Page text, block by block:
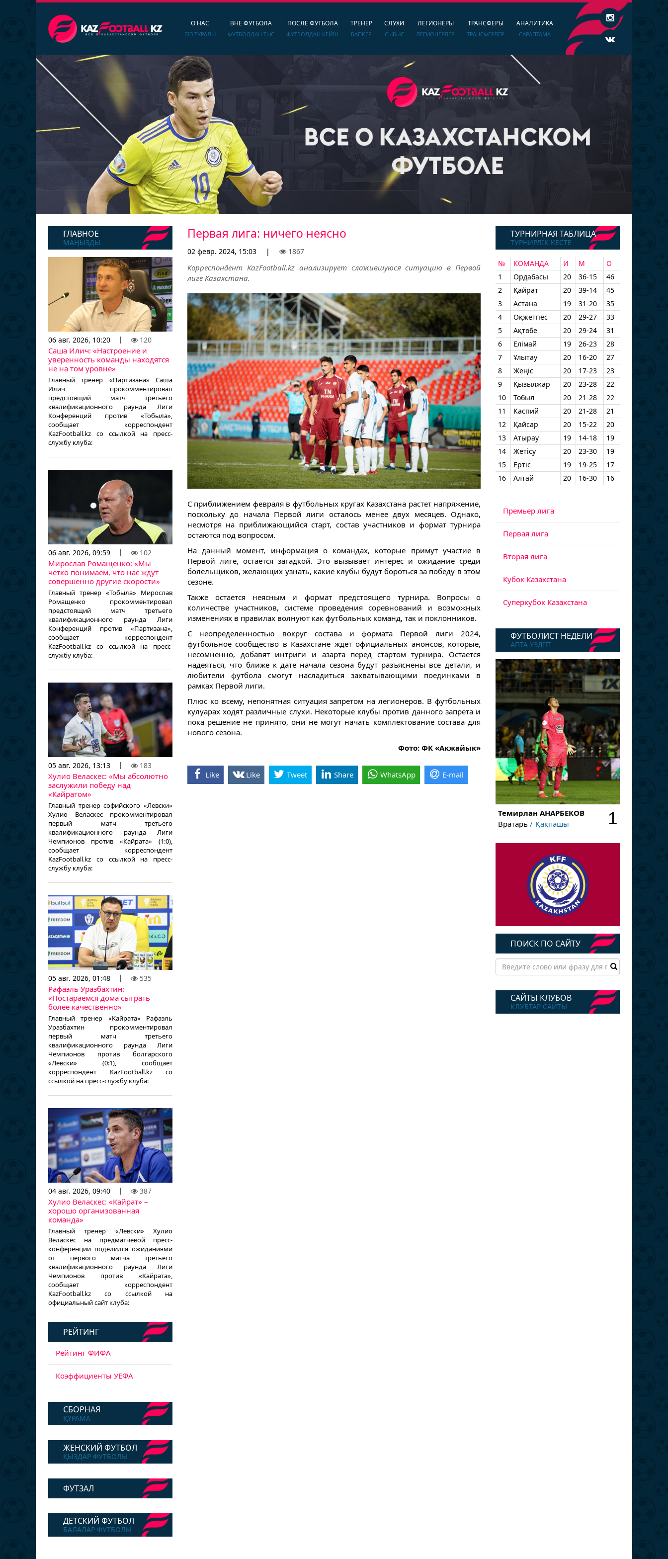
О НАС
БІЗ ТУРАЛЫ
ВНЕ ФУТБОЛА
ФУТБОЛДАН ТЫС
ПОСЛЕ ФУТБОЛА
ФУТБОЛДАН КЕЙІН
ТРЕНЕР
БАПКЕР
СЛУХИ
СЫБЫС
ЛЕГИОНЕРЫ
ЛЕГИОНЕРЛЕР
ТРАНСФЕРЫ
ТРАНСФЕРЛЕР
АНАЛИТИКА
САРАПТАМА
ГЛАВНОЕ
МАҢЫЗДЫ
06 авг. 2026, 10:20 120
Саша Илич: «Настроение и
уверенность команды находятся
не на том уровне»
Главный тренер «Партизана» Саша
Илич прокомментировал
предстоящий матч третьего
квалификационного раунда Лиги
Конференций против «Тобыла»,
сообщает корреспондент
KazFootball.kz со ссылкой на пресс-
службу клуба:
06 авг. 2026, 09:59 102
Мирослав Ромащенко: «Мы
четко понимаем, что нас ждут
совершенно другие скорости»
Главный тренер «Тобыла» Мирослав
Ромащенко прокомментировал
предстоящий матч третьего
квалификационного раунда Лиги
Конференций против «Партизана»,
сообщает корреспондент
KazFootball.kz со ссылкой на пресс-
службу клуба:
05 авг. 2026, 13:13 183
Хулио Веласкес: «Мы абсолютно
заслужили победу над
«Кайратом»
Главный тренер софийского «Левски»
Хулио Веласкес прокомментировал
первый матч третьего
квалификационного раунда Лиги
Чемпионов против «Кайрата» (1:0),
сообщает корреспондент
KazFootball.kz со ссылкой на пресс-
службу клуба:
05 авг. 2026, 01:48 535
Рафаэль Уразбахтин:
«Постараемся дома сыграть
более качественно»
Главный тренер «Кайрата» Рафаэль
Уразбахтин прокомментировал
первый матч третьего
квалификационного раунда Лиги
Чемпионов против болгарского
«Левски» (0:1), сообщает
корреспондент KazFootball.kz со
ссылкой на пресс-службу клуба:
04 авг. 2026, 09:40 387
Хулио Веласкес: «Кайрат» –
хорошо организованная
команда»
Главный тренер «Левски» Хулио
Веласкес на предматчевой пресс-
конференции поделился ожиданиями
от первого матча третьего
квалификационного раунда Лиги
Чемпионов против «Кайрата»,
сообщает корреспондент
KazFootball.kz со ссылкой на
официальный сайт клуба:
РЕЙТИНГ
Рейтинг ФИФА
Коэффициенты УЕФА
СБОРНАЯ
ҚҰРАМА
ЖЕНСКИЙ ФУТБОЛ
ҚЫЗДАР ФУТБОЛЫ
ФУТЗАЛ
ДЕТСКИЙ ФУТБОЛ
БАЛАЛАР ФУТБОЛЫ
Первая лига: ничего неясно
02 февр. 2024, 15:03 | 1867
Корреспондент KazFootball.kz анализирует сложившуюся ситуацию в Первой
лиге Казахстана.
С приближением февраля в футбольных кругах Казахстана растет напряжение,
поскольку до начала Первой лиги осталось менее двух месяцев. Однако,
несмотря на приближающийся старт, состав участников и формат турнира
остаются под вопросом.
На данный момент, информация о командах, которые примут участие в
Первой лиге, остается загадкой. Это вызывает интерес и ожидание среди
болельщиков, желающих узнать, какие клубы будут бороться за победу в этом
сезоне.
Также остается неясным и формат предстоящего турнира. Вопросы о
количестве участников, системе проведения соревнований и возможных
изменениях в правилах волнуют как футбольных команд, так и поклонников.
С неопределенностью вокруг состава и формата Первой лиги 2024,
футбольное сообщество в Казахстане ждет официальных анонсов, которые,
несомненно, добавят интриги и азарта перед стартом турнира. Остается
надеяться, что ближе к дате начала сезона будут разъяснены все детали, и
любители футбола смогут насладиться захватывающими поединками в
рамках Первой лиги.
Плюс ко всему, непонятная ситуация запретом на легионеров. В футбольных
кулуарах ходят различные слухи. Некоторые клубы против данного запрета и
пока решение не принято, они не могут начать комплектование состава для
нового сезона.
Фото: ФК «Акжайык»
Like Like Tweet Share WhatsApp E-mail
ТУРНИРНАЯ ТАБЛИЦА
ТУРНИРЛІК КЕСТЕ
№ КОМАНДА И М
О
1
Ордабасы 20 36-15
46
2
Қайрат 20 39-14
45
3
Астана 19 31-20
35
4
Оқжетпес 20 29-27
33
5
Ақтөбе 20 29-24
31
6
Елімай 19 26-23
28
7
Ұлытау 20 16-20
27
8
Жеңіс 20 17-23
23
9
Қызылжар 20 23-28
22
10
Тобыл 20 21-28
22
11
Каспий 20 21-28
21
12
Қайсар 20 15-22
20
13
Атырау 19 14-18
19
14
Жетісу 20 23-30
19
15
Ертіс 19 19-25
17
16
Алтай 20 16-30 16
Премьер лига
Первая лига
Вторая лига
Кубок Казахстана
Суперкубок Казахстана
ФУТБОЛИСТ НЕДЕЛИ
АПТА ҮЗДІГІ
Темирлан АНАРБЕКОВ
Вратарь
Қақпашы 1
ПОИСК ПО САЙТУ
САЙТЫ КЛУБОВ
КЛУБТАР САЙТЫ